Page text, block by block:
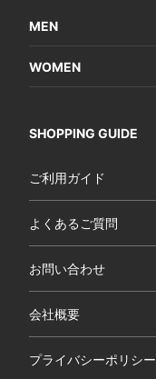
MEN
WOMEN
SHOPPING GUIDE
ご利用ガイド
よくあるご質問
お問い合わせ
会社概要
プライバシーポリシー